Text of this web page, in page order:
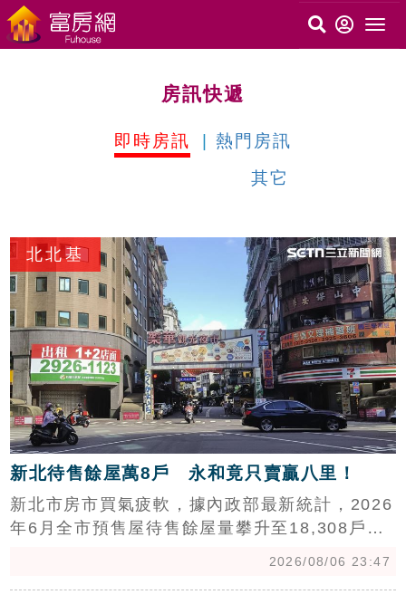
房訊快遞
即時房訊
熱門房訊
其它
北北基
新北待售餘屋萬8戶 永和竟只賣贏八里！
新北市房市買氣疲軟，據內政部最新統計，2026
年6月全市預售屋待售餘屋量攀升至18,308戶。
2026/08/06 23:47